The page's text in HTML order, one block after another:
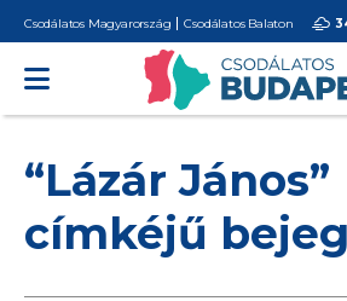
Csodálatos Magyarország Csodálatos Balaton
“Lázár János”
címkéjű